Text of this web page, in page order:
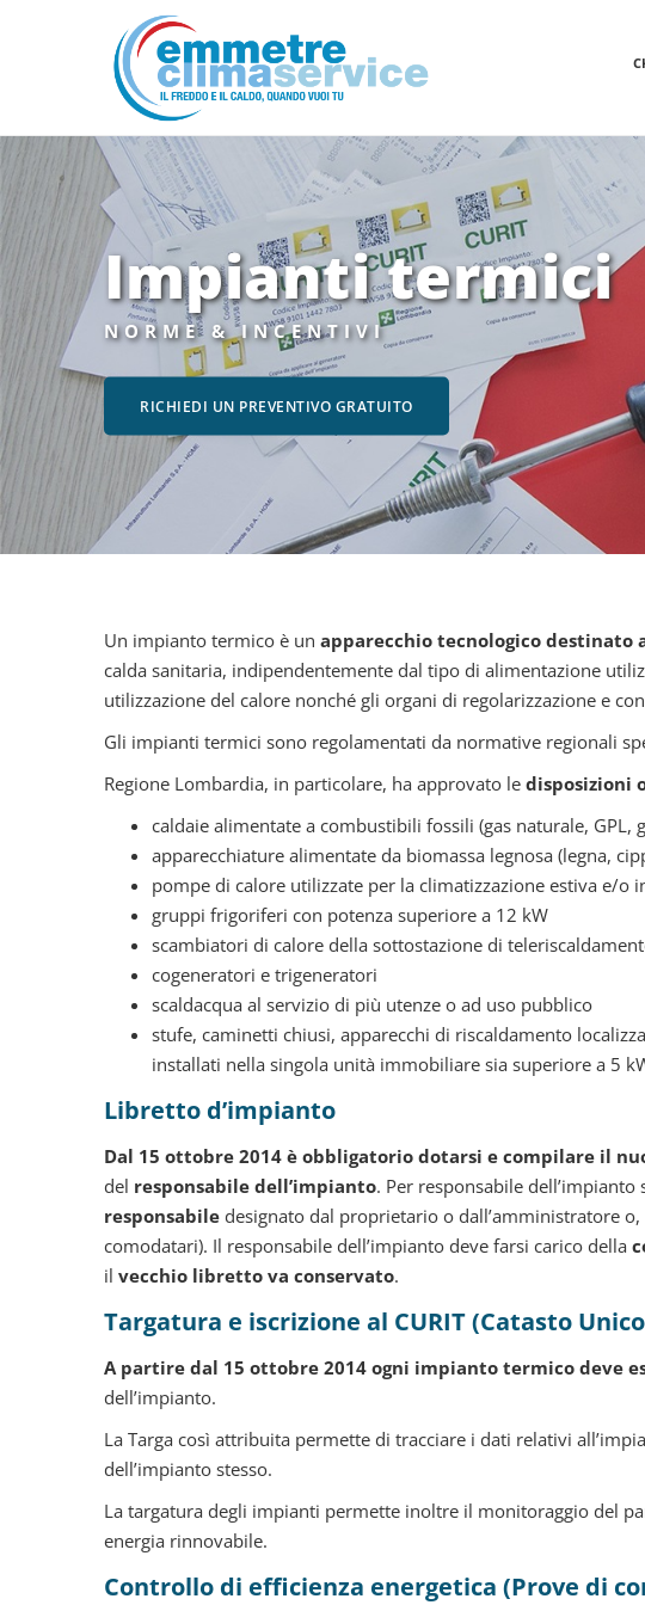
Impianti termici
NORME & INCENTIVI
RICHIEDI UN PREVENTIVO GRATUITO
Un impianto termico è un apparecchio tecnologico destinato
calda sanitaria, indipendentemente dal tipo di alimentazione
utilizzazione del calore nonché gli organi di regolarizzazione e
Gli impianti termici sono regolamentati da normative regionali
Regione Lombardia, in particolare, ha approvato le disposizioni
caldaie alimentate a combustibili fossili (gas naturale,
apparecchiature alimentate da biomassa legnosa (legna,
pompe di calore utilizzate per la climatizzazione estiva e/o
gruppi frigoriferi con potenza superiore a 12 kW
scambiatori di calore della sottostazione di
cogeneratori e trigeneratori
scaldacqua al servizio di più utenze o ad uso pubblico
stufe, caminetti chiusi, apparecchi di riscaldamento
installati nella singola unità immobiliare sia superiore a 5
Libretto d’impianto
Dal 15 ottobre 2014 è obbligatorio dotarsi e compilare il
del responsabile dell’impianto. Per responsabile dell’impianto
responsabile designato dal proprietario o dall’amministratore
comodatari). Il responsabile dell’impianto deve farsi carico della
il vecchio libretto va conservato.
Targatura e iscrizione al CURIT (Catasto
A partire dal 15 ottobre 2014 ogni impianto termico deve
dell’impianto.
La Targa così attribuita permette di tracciare i dati relativi
dell’impianto stesso.
La targatura degli impianti permette inoltre il monitoraggio del
energia rinnovabile.
Controllo di efficienza energetica (Prove di